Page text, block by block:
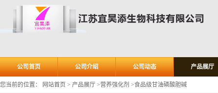
公司首页 公司介绍 公司动态 产品展厅
您当前的位置： 网站首页 > 产品展厅 >营养强化剂 >食品级甘油磷酸胆碱